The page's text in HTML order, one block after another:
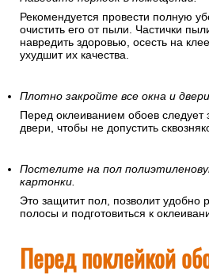
Отключите электроэнергию.
В целях безопасности перед
рекомендуется отключить
Рекомендуется провести полную
очистить его от пыли. Частички
навредить здоровью, осесть на
Плотно закройте все окна и двери.
Перед оклеиванием обоев следует
двери, чтобы не допустить
Постелите на пол
картонки.